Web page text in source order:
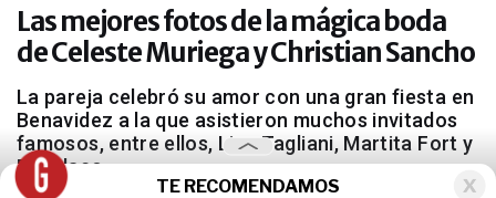
Las mejores fotos de la mágica boda
de Celeste Muriega y Christian Sancho
La pareja celebró su amor con una gran fiesta en
Benavidez a la que asistieron muchos invitados
famosos, entre ellos, Lizy Tagliani, Martita Fort y
El Polaco.
TE RECOMENDAMOS